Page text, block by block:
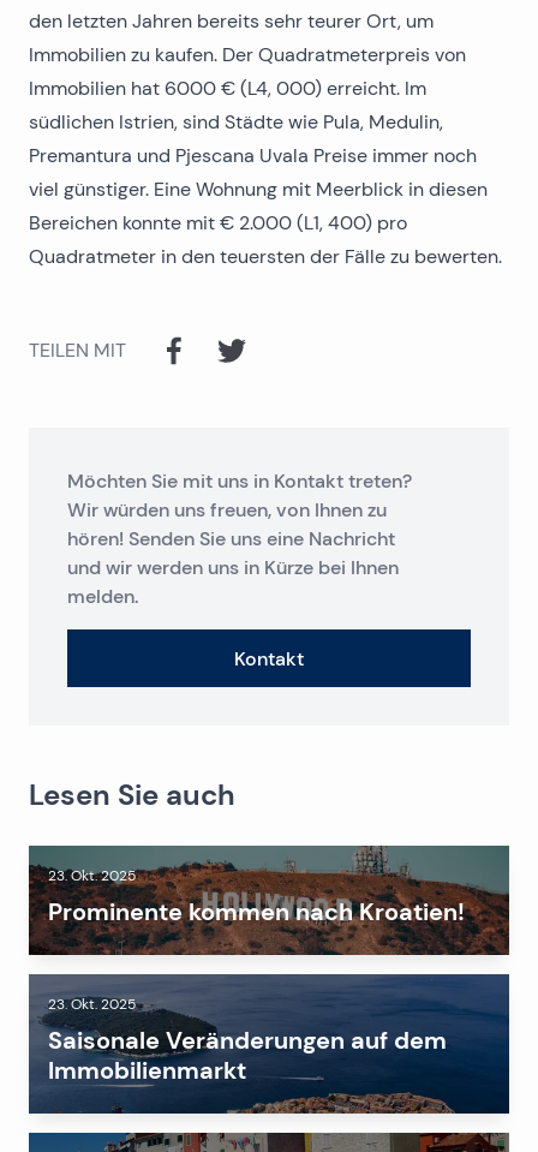
den letzten Jahren bereits sehr teurer Ort, um
Immobilien zu kaufen. Der Quadratmeterpreis von
Immobilien hat 6000 € (L4, 000) erreicht. Im
südlichen Istrien, sind Städte wie Pula, Medulin,
Premantura und Pjescana Uvala Preise immer noch
viel günstiger. Eine Wohnung mit Meerblick in diesen
Bereichen konnte mit € 2.000 (L1, 400) pro
Quadratmeter in den teuersten der Fälle zu bewerten.
TEILEN MIT
Möchten Sie mit uns in Kontakt treten?
Wir würden uns freuen, von Ihnen zu
hören! Senden Sie uns eine Nachricht
und wir werden uns in Kürze bei Ihnen
melden.
Kontakt
Lesen Sie auch
23. Okt. 2025
Prominente kommen nach Kroatien!
23. Okt. 2025
Saisonale Veränderungen auf dem
Immobilienmarkt